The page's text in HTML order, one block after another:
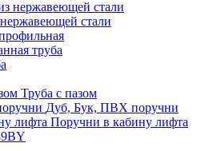
стали
труба
Труба с пазом
Дуб, Бук, ПВХ поручни
Поручни в кабину лифта